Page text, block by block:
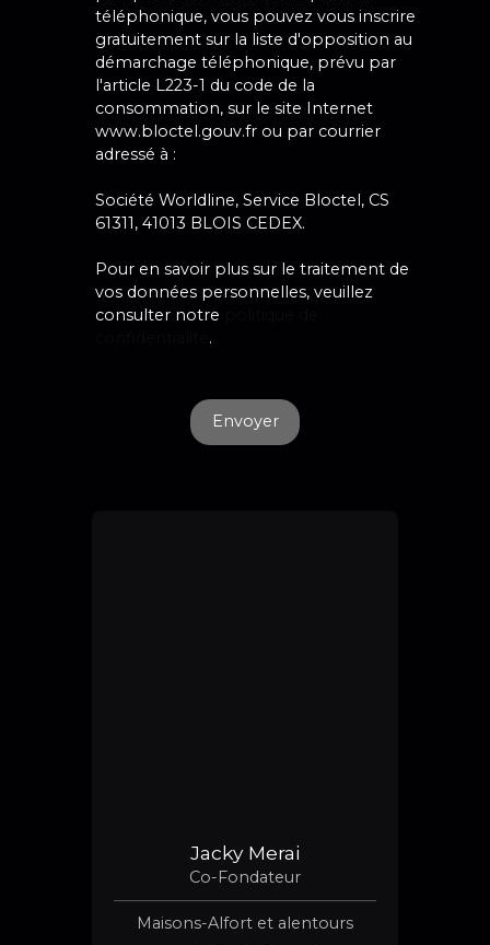
téléphonique, vous pouvez vous inscrire
gratuitement sur la liste d'opposition au
démarchage téléphonique, prévu par
l'article L223-1 du code de la
consommation, sur le site Internet
www.bloctel.gouv.fr ou par courrier
adressé à :
Société Worldline, Service Bloctel, CS
61311, 41013 BLOIS CEDEX.
Pour en savoir plus sur le traitement de
vos données personnelles, veuillez
consulter notre
.
Envoyer
Jacky Merai
Co-Fondateur
Maisons-Alfort et alentours